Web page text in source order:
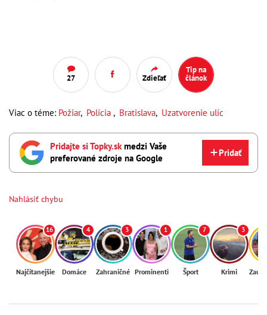
27 Zdieľať
Tip na
článok
Viac o téme: Požiar, Polícia , Bratislava, Uzatvorenie ulíc
Pridajte si Topky.skmedzi Vaše
preferované zdroje na Google
Pridať
Nahlásiť chybu
16
Najčítanejšie
4
Domáce
3
Zahraničné
1
Prominenti
7
Šport
3
Krimi